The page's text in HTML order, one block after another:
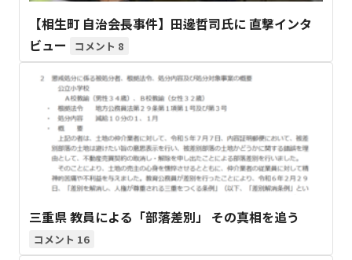
【相生町 自治会長事件】田邊哲司氏に 直撃インタ
ビュー
8
三重県 教員による「部落差別」 その真相を追う
16